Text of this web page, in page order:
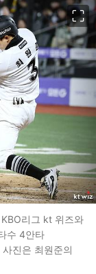
리그 kt 위즈와
수 4안타
진은 최원준의